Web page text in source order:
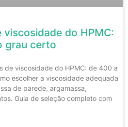
viscosidade do HPMC:
grau certo
de viscosidade do HPMC: de 400 a
escolher a viscosidade adequada
de parede, argamassa,
Guia de seleção completo com